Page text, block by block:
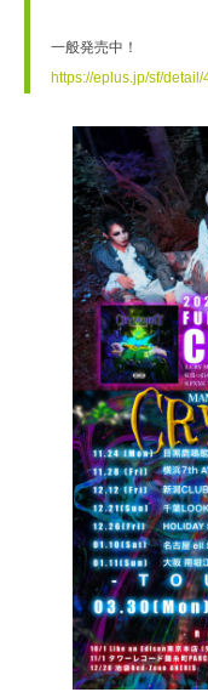
https://eplus.jp/sf/